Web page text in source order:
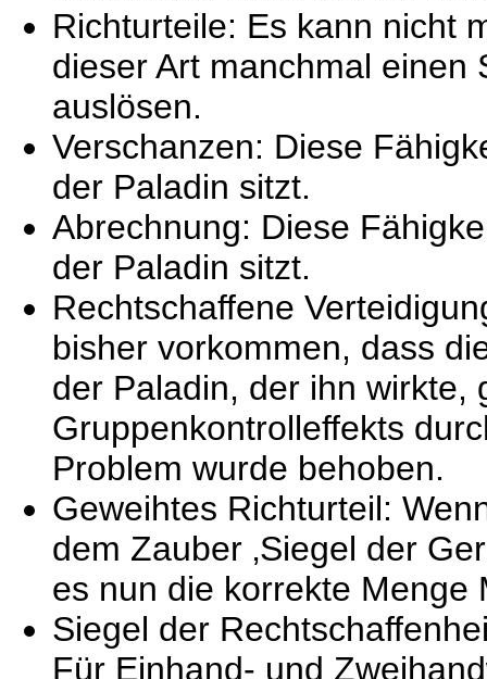
Richturteile: Es kann nicht
dieser Art manchmal einen
auslösen.
Verschanzen: Diese
der Paladin sitzt.
Abrechnung: Diese
der Paladin sitzt.
Rechtschaffene
bisher vorkommen, dass
der Paladin, der ihn wirkte,
Gruppenkontrolleffekts
Problem wurde behoben.
Geweihtes Richturteil:
dem Zauber ‚Siegel der
es nun die korrekte Menge
Siegel der
Für Einhand- und